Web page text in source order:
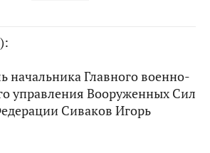
начальника Главного военно-
управления Вооруженных Сил
Сиваков Игорь